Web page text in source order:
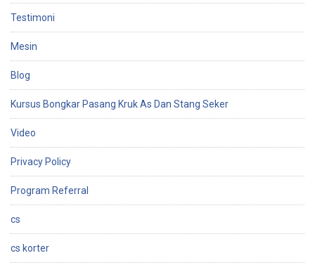
Testimoni
Mesin
Blog
Kursus Bongkar Pasang Kruk As Dan Stang Seker
Video
Privacy Policy
Program Referral
cs
cs korter